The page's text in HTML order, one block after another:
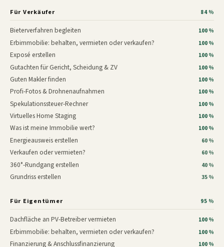
Für Verkäufer 84 %
Bieterverfahren begleiten 100 %
Erbimmobilie: behalten, vermieten oder verkaufen? 100 %
Exposé erstellen 100 %
Gutachten für Gericht, Scheidung & ZV 100 %
Guten Makler finden 100 %
Profi-Fotos & Drohnenaufnahmen 100 %
Spekulationssteuer-Rechner 100 %
Virtuelles Home Staging 100 %
Was ist meine Immobilie wert? 100 %
Energieausweis erstellen 60 %
Verkaufen oder vermieten? 60 %
360°-Rundgang erstellen 40 %
Grundriss erstellen 35 %
Für Eigentümer 95 %
Dachfläche an PV-Betreiber vermieten 100 %
Erbimmobilie: behalten, vermieten oder verkaufen? 100 %
Finanzierung & Anschlussfinanzierung 100 %